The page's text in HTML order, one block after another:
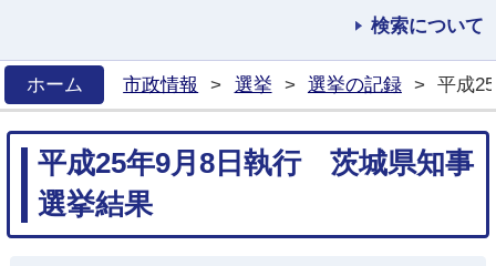
検索について
ホーム
市政情報 > 選挙 > 選挙の記録 > 平成
平成25年9月8日執行 茨城県知事
選挙結果